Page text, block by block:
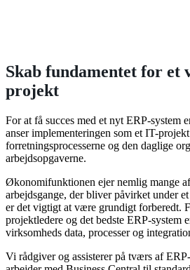
Skab fundamentet for et
projekt
For at få succes med et nyt ERP-system
anser implementeringen som et IT-
forretningsprocesserne og den daglige
arbejdsopgaverne.
Økonomifunktionen ejer nemlig mange
arbejdsgange, der bliver påvirket under
er det vigtigt at være grundigt forberedt.
projektledere og det bedste ERP-system
virksomheds data, processer og
Vi rådgiver og assisterer på tværs af